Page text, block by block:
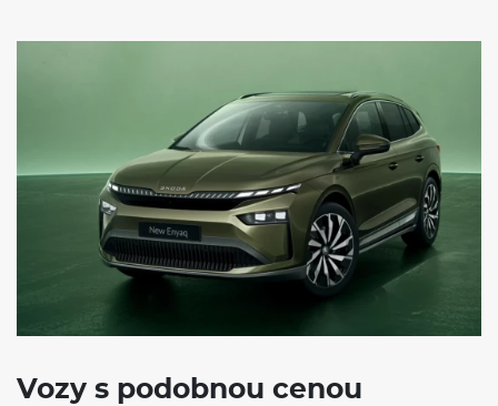
Vozy s podobnou cenou